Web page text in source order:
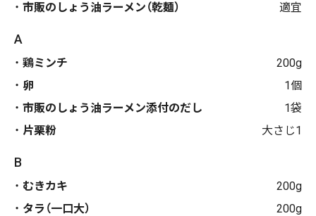
市販のしょう油ラーメン（乾麺）
適宜
A
鶏ミンチ
200g
卵
1個
市販のしょう油ラーメン添付のだし
1袋
片栗粉
大さじ1
B
むきカキ
200g
タラ（一口大）
200g